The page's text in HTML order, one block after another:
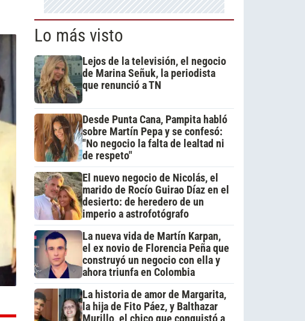
Lo más visto
Lejos de la televisión, el negocio
de Marina Señuk, la periodista
que renunció a TN
Desde Punta Cana, Pampita habló
sobre Martín Pepa y se confesó:
"No negocio la falta de lealtad ni
de respeto"
El nuevo negocio de Nicolás, el
marido de Rocío Guirao Díaz en el
desierto: de heredero de un
imperio a astrofotógrafo
La nueva vida de Martín Karpan,
el ex novio de Florencia Peña que
construyó un negocio con ella y
ahora triunfa en Colombia
La historia de amor de Margarita,
la hija de Fito Páez, y Balthazar
Murillo, el chico que conquistó a